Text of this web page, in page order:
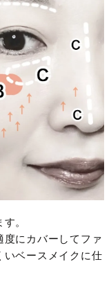
。
にカバーしてファ
いベースメイクに仕